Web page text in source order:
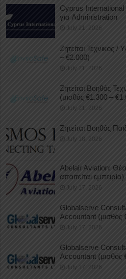
Cyprus International
για Administration
July 21, 2026
Ζητείται Τεχνικός /
– €2.000)
July 21, 2026
Ζητείται Βοηθός
(μισθός €1.300 –
July 21, 2026
Ζητείται Βοηθός
July 18, 2026
Abelair Aviation:
απαιτείται εμπειρία)
July 17, 2026
Globalserve
Accountant (μισθός
July 17, 2026
Globalserve
Accountant (μισθός
July 17, 2026